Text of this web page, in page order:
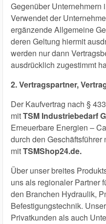
Gegenüber Unternehmern
Verwendet der
ergänzende Allgemeine
deren Geltung hiermit
werden nur dann
ausdrücklich zugestimmt
2. Vertragspartner,
Der Kaufvertrag nach §
mitTSM Industriebedarf
Erneuerbare Energien –
durch den Geschäftsführer
mitTSMShop24.de.
Über unser breites
uns als regionaler Partner
den Branchen Hydraulik,
Befestigungstechnik.
Privatkunden als auch